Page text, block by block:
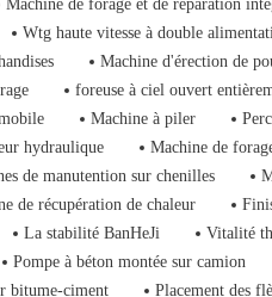
Machine de forage et de réparation
Wtg haute vitesse à double
Machine d'érection de
foreuse à ciel ouvert
Machine à piler
hydraulique Machine de
de manutention sur chenilles
de récupération de chaleur
La stabilité BanHeJi Vitalité
Pompe à béton montée sur camion
bitume-ciment Placement des